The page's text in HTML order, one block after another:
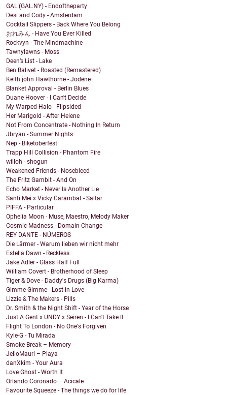
GAL (GAL.NY) - Endoftheparty
Desi and Cody - Amsterdam
Cocktail Slippers - Back Where You Belong
おれみん - Have You Ever Killed
Rockvyn - The Mindmachine
Tawnylawns - Moss
Deen’s List - Lake
Ben Balivet - Roasted (Remastered)
Keith john Hawthorne - Jodene
Blanket Approval - Berlin Blues
Duane Hoover - I Can't Decide
My Warped Halo - Flipsided
Her Marigold - After Helene
Not From Concentrate - Nothing In Return
Jbryan - Summer Nights
Nep - Biketoberfest
Trapp Hill Collision - Phantom Fire
willoh - shogun
Weakened Friends - Nosebleed
The Fritz Gambit - And On
Echo Market - Never Is Another Lie
Santi Mei x Vicky Carambat - Saltar
PIFFA - Particular
Ophelia Moon - Muse, Maestro, Melody Maker
Cosmic Madness - Domain Change
REY DANTE - NÚMEROS
Die Lärmer - Warum lieben wir nicht mehr
Estella Dawn - Reckless
Jake Adler - Glass Half Full
William Covert - Brotherhood of Sleep
Tiger & Dove - Daddy's Drugs (Big Karma)
Gimme Gimme - Lost in Love
Lizzie & The Makers - Pills
Dr. Smith & the Night Shift - Year of the Horse
Just A Gent x UNDY x Seiren - I Can't Take It
Flight To London - No One's Forgiven
Kyle-G - Tu Mirada
Smoke Break – Memory
JelloMauri – Playa
danXkim - Your Aura
Love Ghost - Worth It
Orlando Coronado – Acicale
Favourite Squeeze - The things we do for life